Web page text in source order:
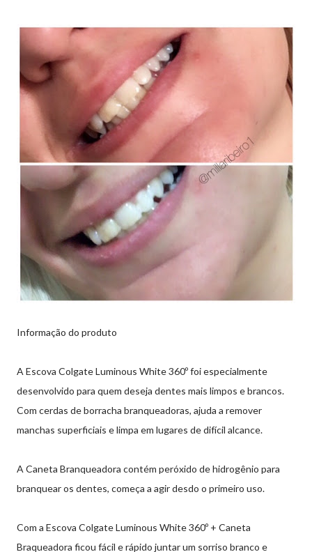
Informação do produto
A Escova Colgate Luminous White 360º foi especialmente
desenvolvido para quem deseja dentes mais limpos e brancos.
Com cerdas de borracha branqueadoras, ajuda a remover
manchas superficiais e limpa em lugares de difícil alcance.
A Caneta Branqueadora contém peróxido de hidrogênio para
branquear os dentes, começa a agir desdo o primeiro uso.
Com a Escova Colgate Luminous White 360º + Caneta
Braqueadora ficou fácil e rápido juntar um sorriso branco e